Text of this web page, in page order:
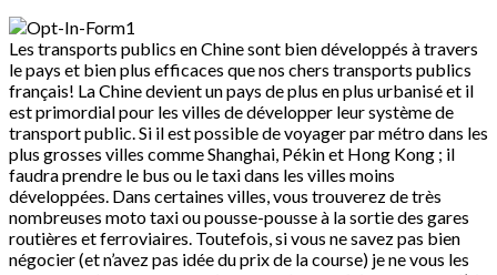
Les transports publics en Chine sont bien développés à travers
le pays et bien plus efficaces que nos chers transports publics
français! La Chine devient un pays de plus en plus urbanisé et il
est primordial pour les villes de développer leur système de
transport public. Si il est possible de voyager par métro dans les
plus grosses villes comme Shanghai, Pékin et Hong Kong ; il
faudra prendre le bus ou le taxi dans les villes moins
développées. Dans certaines villes, vous trouverez de très
nombreuses moto taxi ou pousse-pousse à la sortie des gares
routières et ferroviaires. Toutefois, si vous ne savez pas bien
négocier (et n’avez pas idée du prix de la course) je ne vous les